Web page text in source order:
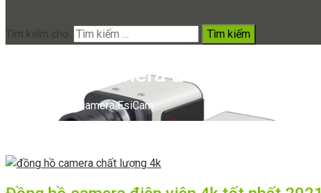
Tìm kiếm cho:
Đồng hồ camera EsiCam
Đồng hồ camera EsiCam